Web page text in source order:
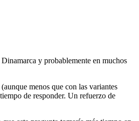
y probablemente en muchos
menos que con las variantes
de responder. Un refuerzo de